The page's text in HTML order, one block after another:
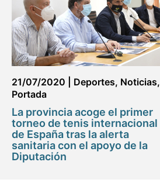
21/07/2020 Deportes, Noticias,
Portada
La provincia acoge el primer
torneo de tenis internacional
de España tras la alerta
sanitaria con el apoyo de la
Diputación